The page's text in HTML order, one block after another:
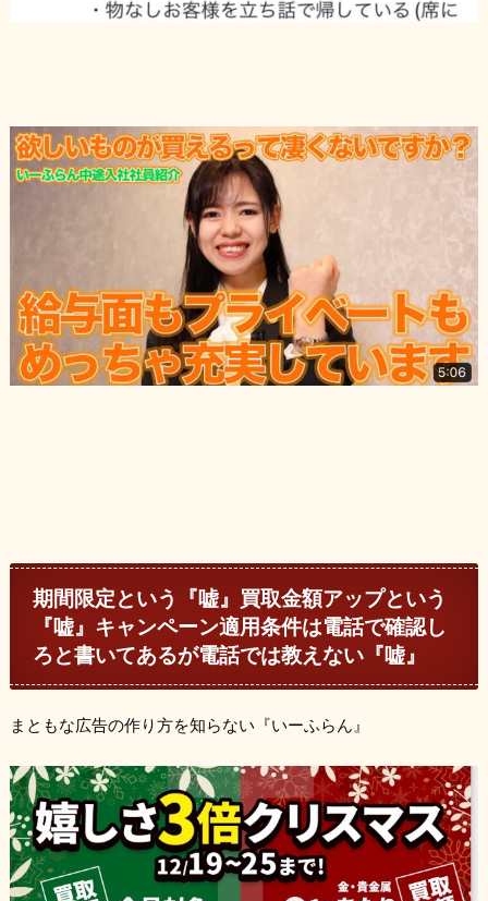
期間限定という『嘘』買取金額アップという
『嘘』キャンペーン適用条件は電話で確認し
ろと書いてあるが電話では教えない『嘘』
まともな広告の作り方を知らない『いーふらん』